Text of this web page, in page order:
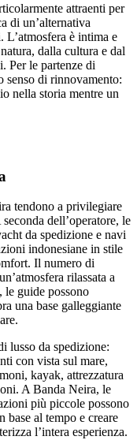
attraenti per
di un’alternativa
è intima e
dalla cultura e dal
Per le partenze di
senso di rinnovamento:
nella storia mentre un
tendono a privilegiare
dell’operatore, le
da spedizione e navi
indonesiane in stile
Il numero di
rilassata a
guide possono
una base galleggiante
lusso da spedizione:
con vista sul mare,
kayak, attrezzatura
A Banda Neira, le
più piccole possono
base al tempo e creare
l’intera esperienza.